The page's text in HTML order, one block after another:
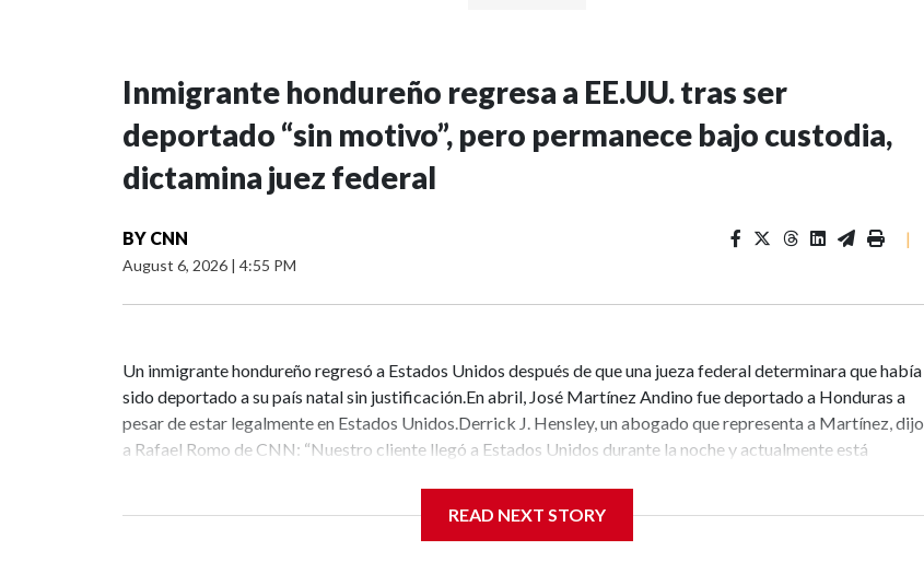
Inmigrante hondureño regresa a EE.UU. tras ser
deportado “sin motivo”, pero permanece bajo custodia,
dictamina juez federal
BY CNN
August 6, 2026 | 4:55 PM
|
Un inmigrante hondureño regresó a Estados Unidos después de que una jueza federal determinara que había
sido deportado a su país natal sin justificación.En abril, José Martínez Andino fue deportado a Honduras a
pesar de estar legalmente en Estados Unidos.Derrick J. Hensley, un abogado que representa a Martínez, dijo
a Rafael Romo de CNN: “Nuestro cliente llegó a Estados Unidos durante la noche y actualmente está
custodia del Servicio de Inmigración y Control de Aduanas (ICE, por sus siglas en inglés), aunque tenía la
READ NEXT STORY